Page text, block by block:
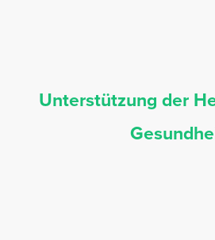
Unterstützung der